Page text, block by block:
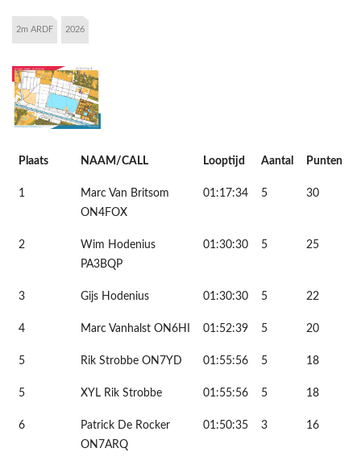
2m ARDF 2026
Plaats NAAM/CALL Looptijd Aantal Punten
1
Marc Van Britsom
ON4FOX
01:17:34 5 30
2
Wim Hodenius
PA3BQP
01:30:30 5 25
3 Gijs Hodenius 01:30:30 5 22
4 Marc Vanhalst ON6HI 01:52:39 5 20
5 Rik Strobbe ON7YD 01:55:56 5 18
5 XYL Rik Strobbe 01:55:56 5 18
6
Patrick De Rocker
ON7ARQ
01:50:35 3 16